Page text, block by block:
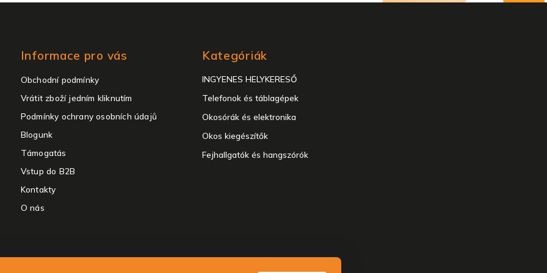
Informace pro vás
Obchodní podmínky
Vrátit zboží jedním kliknutím
Podmínky ochrany osobních údajů
Blogunk
Támogatás
Vstup do B2B
Kontakty
O nás
átugrása
Kategóriák
INGYENES HELYKERESŐ
Telefonok és táblagépek
Okosórák és elektronika
Okos kiegészítők
Fejhallgatók és hangszórók